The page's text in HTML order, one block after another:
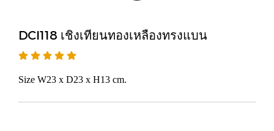
DCI118 เชิงเทียนทองเหลืองทรงแบน
Size W23 x D23 x H13 cm.